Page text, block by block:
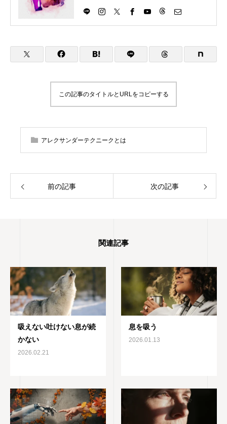
く、伝えていきます。 アレクサンダー・テク
ニークの理解につながるものはなんでもチャ
ム（基礎）、をやっていますが、やりたいこ
とが増えてきてます。合唱は高校のときから
最近です。これはハーモニカに似ています
が、吹き方によって音が下がってしまうの
ーク教師協会)認定教師の資格を取得 神奈川
この記事のタイトルとURLをコピーする
アレクサンダーテクニークとは
前の記事 次の記事
関連記事
吸えない吐けない息が続
かない
2026.02.21
息を吸う
2026.01.13